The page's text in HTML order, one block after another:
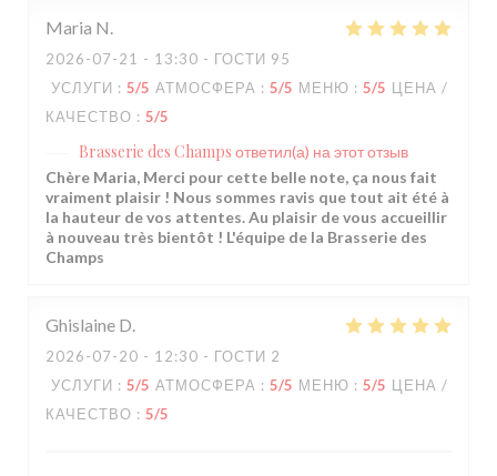
Maria N
2026-07-21 - 13:30 - ГОСТИ 95
УСЛУГИ : 5/5 АТМОСФЕРА : 5/5 МЕНЮ : 5/5 ЦЕНА /
КАЧЕСТВО : 5/5
Brasserie des Champs ответил(а) на этот отзыв
Chère Maria, Merci pour cette belle note, ça nous fait
vraiment plaisir ! Nous sommes ravis que tout ait été à
la hauteur de vos attentes. Au plaisir de vous accueillir
à nouveau très bientôt ! L'équipe de la Brasserie des
Champs
Ghislaine D
2026-07-20 - 12:30 - ГОСТИ 2
УСЛУГИ : 5/5 АТМОСФЕРА : 5/5 МЕНЮ : 5/5 ЦЕНА /
КАЧЕСТВО : 5/5